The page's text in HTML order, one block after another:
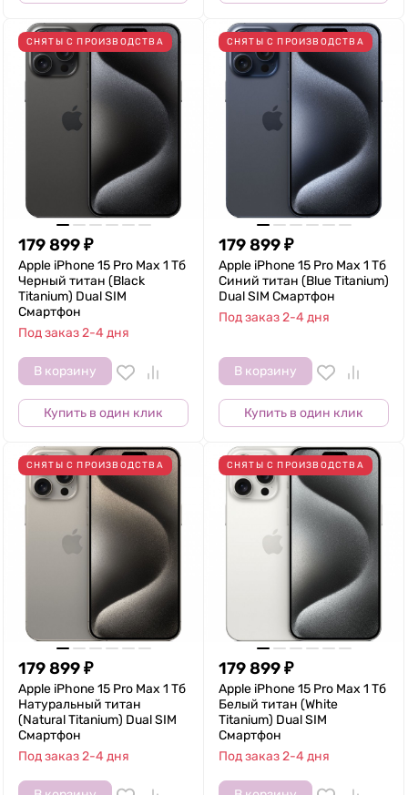
СНЯТЫ С ПРОИЗВОДСТВА
179 899₽
Apple iPhone 15 Pro Max 1 Тб
Черный титан (Black
Titanium) Dual SIM
Смартфон
Под заказ 2-4 дня
В корзину
Купить в один клик
СНЯТЫ С ПРОИЗВОДСТВА
179 899₽
Apple iPhone 15 Pro Max 1 Тб
Синий титан (Blue Titanium)
Dual SIM Смартфон
Под заказ 2-4 дня
В корзину
Купить в один клик
СНЯТЫ С ПРОИЗВОДСТВА
179 899₽
Apple iPhone 15 Pro Max 1 Тб
Натуральный титан
(Natural Titanium) Dual SIM
Смартфон
Под заказ 2-4 дня
СНЯТЫ С ПРОИЗВОДСТВА
179 899₽
Apple iPhone 15 Pro Max 1 Тб
Белый титан (White
Titanium) Dual SIM
Смартфон
Под заказ 2-4 дня